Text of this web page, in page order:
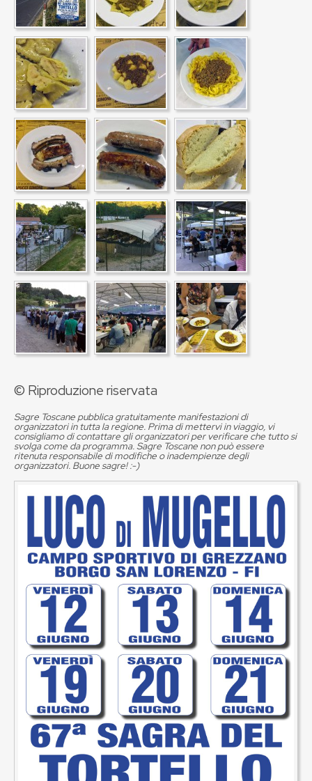
© Riproduzione riservata
Sagre Toscane pubblica gratuitamente manifestazioni di
organizzatori in tutta la regione. Prima di mettervi in viaggio, vi
consigliamo di contattare gli organizzatori per verificare che tutto si
svolga come da programma. Sagre Toscane non può essere
ritenuta responsabile di modifiche o inadempienze degli
organizzatori. Buone sagre! :-)